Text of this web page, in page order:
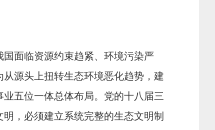
面临资源约束趋紧、环境污染严
源头上扭转生态环境恶化趋势，建
五位一体总体布局。党的十八届三
，必须建立系统完整的生态文明制